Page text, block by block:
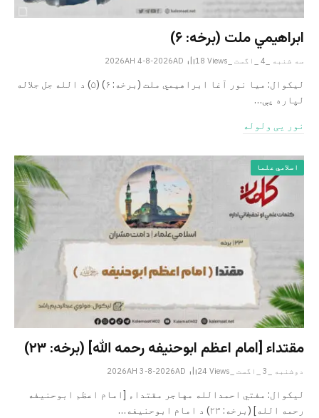
ابراهيمي ملت (برخه: ۶)
سه شنبه _4 _اگست _2026AH 4-8-2026AD 18 Views
ليکوال: میا نور آغا ابراهيمي ملت (برخه: ۶) (۵) د الله جل جلاله
لپاره یې…
نور یی ولوله
اسلامي علما
مقتداء [امام اعظم ابوحنیفه رحمه الله‎] (برخه: ۲۳)
دوشنبه _3 _اگست _2026AH 3-8-2026AD 24 Views
لیکوال: مفتي احمدالله مهاجر مقتداء [امام اعظم ابوحنیفه
رحمه الله‎] (برخه: ۲۳) د امام ابوحنيفه…